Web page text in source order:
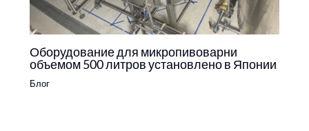
Оборудование для микропивоварни
объемом 500 литров установлено в Японии
Блог